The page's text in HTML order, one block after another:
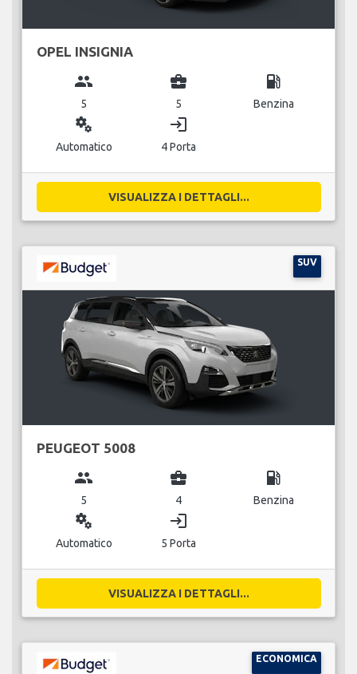
OPEL INSIGNIA
group
5
business_center
5
local_gas_station
Benzina
miscellaneous_services
Automatico
login
4 Porta
VISUALIZZA I DETTAGLI...
SUV
PEUGEOT 5008
group
5
business_center
4
local_gas_station
Benzina
miscellaneous_services
Automatico
login
5 Porta
VISUALIZZA I DETTAGLI...
ECONOMICA